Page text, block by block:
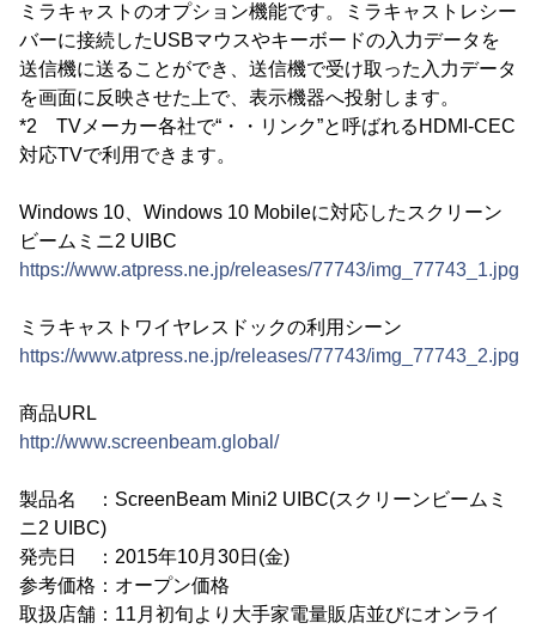
ミラキャストのオプション機能です。ミラキャストレシー
バーに接続したUSBマウスやキーボードの入力データを
送信機に送ることができ、送信機で受け取った入力データ
を画面に反映させた上で、表示機器へ投射します。
*2 TVメーカー各社で“・・リンク”と呼ばれるHDMI-CEC
対応TVで利用できます。
Windows 10、Windows 10 Mobileに対応したスクリーン
ビームミニ2 UIBC
https://www.atpress.ne.jp/releases/77743/img_77743_1.jpg
ミラキャストワイヤレスドックの利用シーン
https://www.atpress.ne.jp/releases/77743/img_77743_2.jpg
商品URL
http://www.screenbeam.global/
製品名 ：ScreenBeam Mini2 UIBC(スクリーンビームミ
ニ2 UIBC)
発売日 ：2015年10月30日(金)
参考価格：オープン価格
取扱店舗：11月初旬より大手家電量販店並びにオンライ